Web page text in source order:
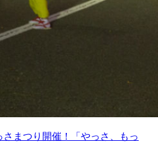
さまつり開催！「やっさ、もっ